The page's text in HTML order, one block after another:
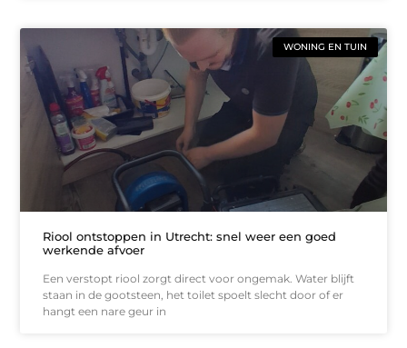
WONING EN TUIN
Riool ontstoppen in Utrecht: snel weer een goed
werkende afvoer
Een verstopt riool zorgt direct voor ongemak. Water blijft
staan in de gootsteen, het toilet spoelt slecht door of er
hangt een nare geur in